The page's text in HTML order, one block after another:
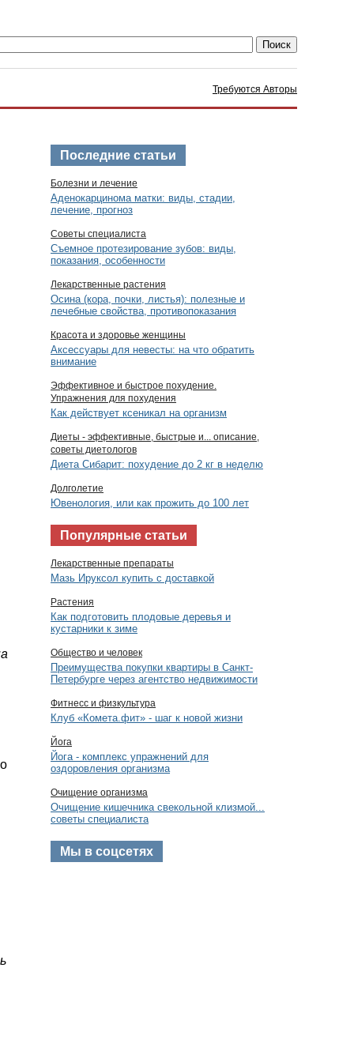
Требуются Авторы
Последние статьи
Болезни и лечение
Аденокарцинома матки: виды, стадии,
лечение, прогноз
Советы специалиста
Съемное протезирование зубов: виды,
показания, особенности
Лекарственные растения
Осина (кора, почки, листья): полезные и
лечебные свойства, противопоказания
Красота и здоровье женщины
Аксессуары для невесты: на что обратить
внимание
Эффективное и быстрое похудение.
Упражнения для похудения
Как действует ксеникал на организм
Диеты - эффективные, быстрые и... описание,
советы диетологов
Диета Сибарит: похудение до 2 кг в неделю
Долголетие
Ювенология, или как прожить до 100 лет
Популярные статьи
Лекарственные препараты
Мазь Ируксол купить с доставкой
Растения
Как подготовить плодовые деревья и
кустарники к зиме
Общество и человек
Преимущества покупки квартиры в Санкт-
Петербурге через агентство недвижимости
Фитнесс и физкультура
Клуб «Комета.фит» - шаг к новой жизни
Йога
Йога - комплекс упражнений для
оздоровления организма
Очищение организма
Очищение кишечника свекольной клизмой...
советы специалиста
Мы в соцсетях